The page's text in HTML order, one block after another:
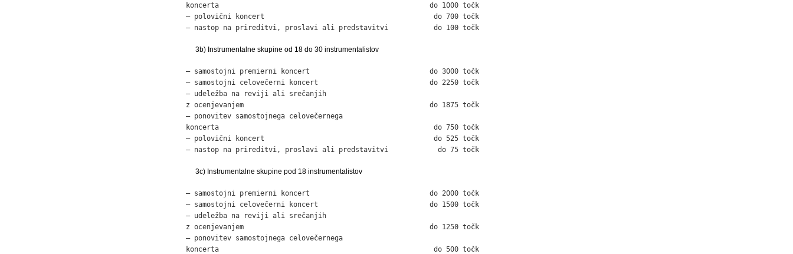
koncerta                                                   do 1000 točk
– polovični koncert                                         do 700 točk
– nastop na prireditvi, proslavi ali predstavitvi           do 100 točk
3b) Instrumentalne skupine od 18 do 30 instrumentalistov
– samostojni premierni koncert                             do 3000 točk
– samostojni celovečerni koncert                           do 2250 točk
– udeležba na reviji ali srečanjih
z ocenjevanjem                                             do 1875 točk
– ponovitev samostojnega celovečernega
koncerta                                                    do 750 točk
– polovični koncert                                         do 525 točk
– nastop na prireditvi, proslavi ali predstavitvi            do 75 točk
3c) Instrumentalne skupine pod 18 instrumentalistov
– samostojni premierni koncert                             do 2000 točk
– samostojni celovečerni koncert                           do 1500 točk
– udeležba na reviji ali srečanjih
z ocenjevanjem                                             do 1250 točk
– ponovitev samostojnega celovečernega
koncerta                                                    do 500 točk